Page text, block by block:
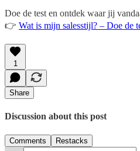
Doe de test en ontdek waar jij
👉 Wat is mijn salesstijl? – Doe de
1
Share
Discussion about this post
Comments Restacks